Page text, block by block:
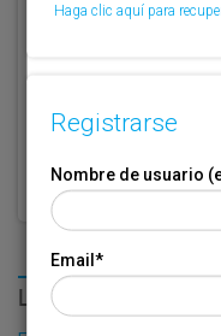
* Campo obligatorio
LO MÁS LEÍDO
Haga clic aquí para
Registrarse
Nombre de usuario
Email*